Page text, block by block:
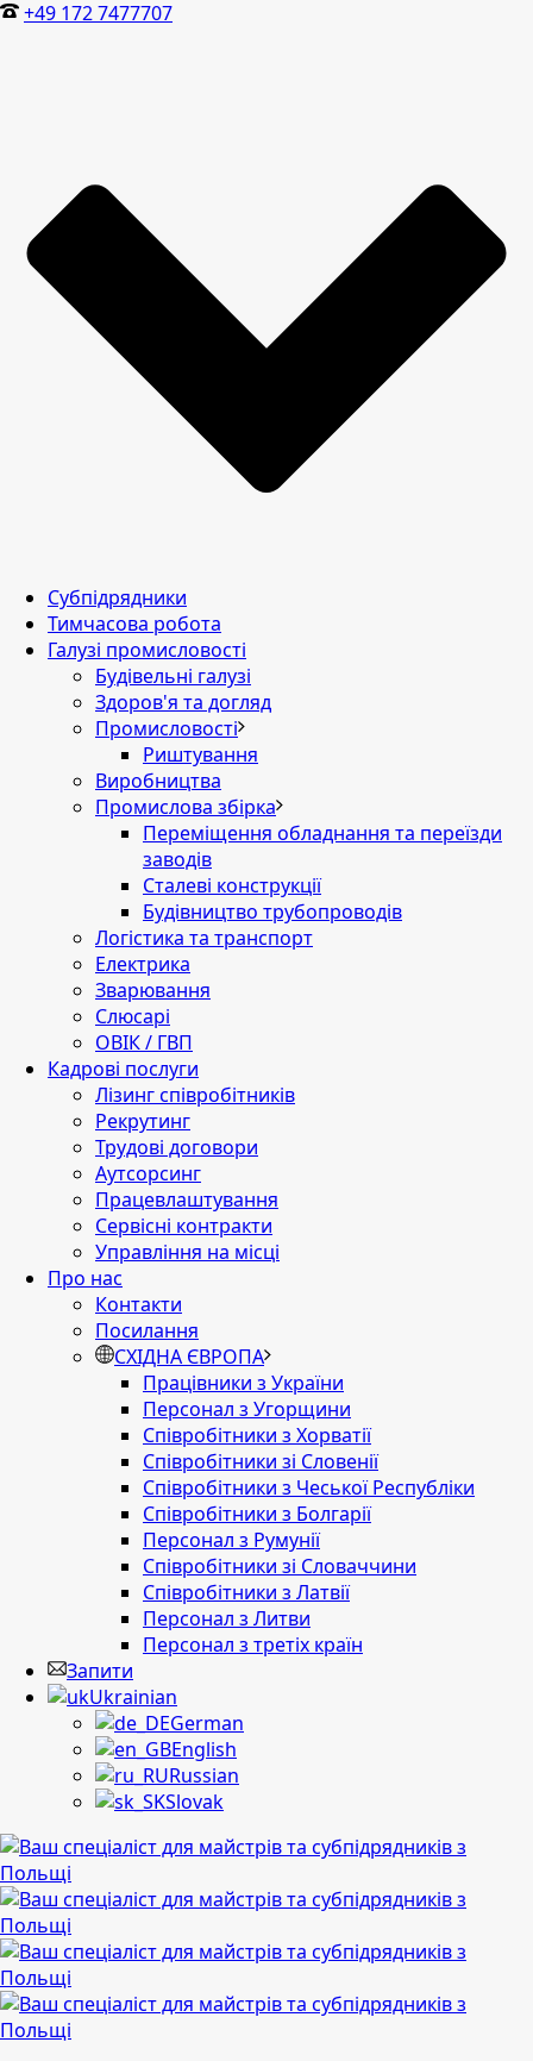
+49 172 7477707
Субпідрядники
Тимчасова робота
Галузі промисловості
Будівельні галузі
Здоров'я та догляд
Промисловості
Риштування
Виробництва
Промислова збірка
Переміщення обладнання та переїзди
заводів
Сталеві конструкції
Будівництво трубопроводів
Логістика та транспорт
Електрика
Зварювання
Слюсарі
ОВІК / ГВП
Кадрові послуги
Лізинг співробітників
Рекрутинг
Трудові договори
Аутсорсинг
Працевлаштування
Сервісні контракти
Управління на місці
Про нас
Контакти
Посилання
СХІДНА ЄВРОПА
Працівники з України
Персонал з Угорщини
Співробітники з Хорватії
Співробітники зі Словенії
Співробітники з Чеської Республіки
Співробітники з Болгарії
Персонал з Румунії
Співробітники зі Словаччини
Співробітники з Латвії
Персонал з Литви
Персонал з третіх країн
Запити
Ukrainian
German
English
Russian
Slovak